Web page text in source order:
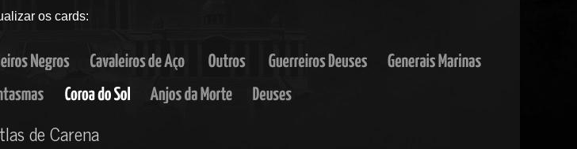
os cards:
de Carena